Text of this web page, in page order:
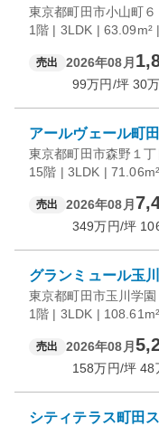
東京都町田市小山町６
1階 | 3LDK | 63.09m²
売出 2026年08月
99万円/坪 30
アールヴェール町
東京都町田市森野１丁
15階 | 3LDK |
売出 2026年08月
349万円/坪
グランミュール玉
東京都町田市玉川学園
1階 | 3LDK |
売出 2026年08月
158万円/坪 48
シティテラス町田